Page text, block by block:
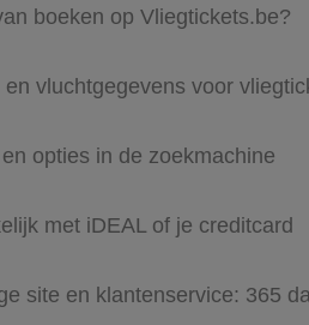
boeken op Vliegtickets.be?
vluchtgegevens voor
opties in de zoekmachine
met iDEAL of je creditcard
site en klantenservice: 365